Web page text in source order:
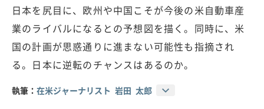
日本を尻目に、欧州や中国こそが今後の米自動車産
業のライバルになるとの予想図を描く。同時に、米
国の計画が思惑通りに進まない可能性も指摘され
る。日本に逆転のチャンスはあるのか。
執筆： 在米ジャーナリスト 岩田 太郎